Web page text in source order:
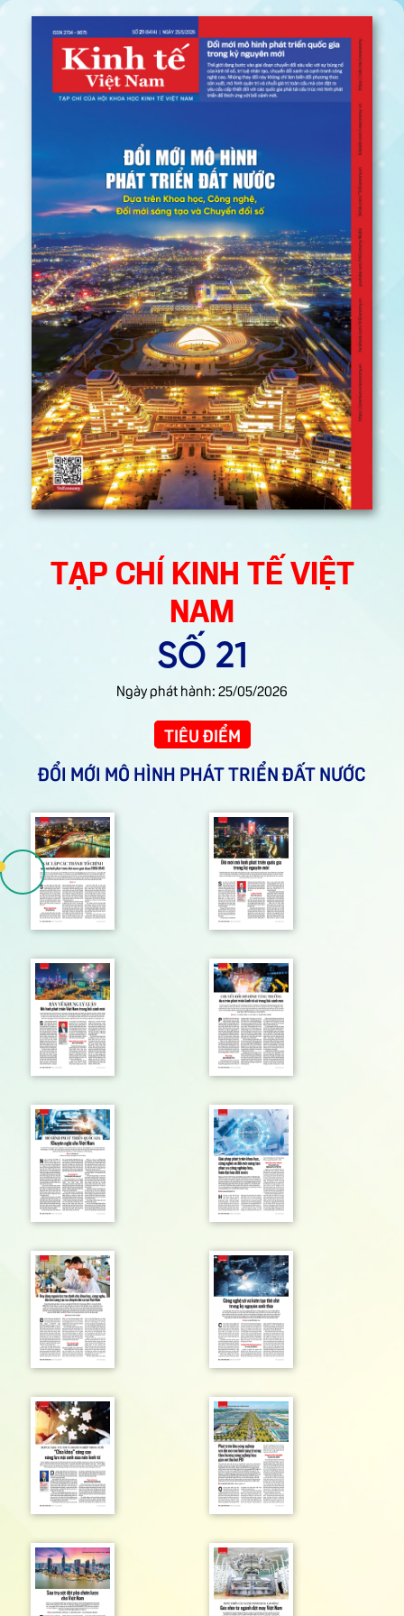
TẠP CHÍ KINH TẾ VIỆT
NAM
SỐ 21
Ngày phát hành: 25/05/2026
TIÊU ĐIỂM
ĐỔI MỚI MÔ HÌNH PHÁT TRIỂN ĐẤT NƯỚC